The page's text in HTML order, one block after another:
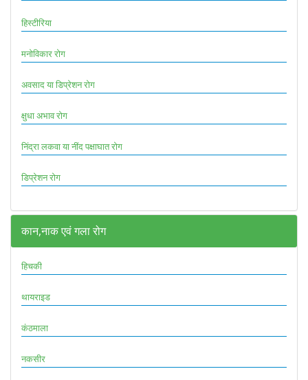
हिस्टीरिया
मनोविकार रोग
अवसाद या डिप्रेशन रोग
क्षुधा अभाव रोग
निंद्रा लकवा या नींद पक्षाघात रोग
डिप्रेशन रोग
कान,नाक एवं गला रोग
हिचकी
थायराइड
कंठमाला
नकसीर